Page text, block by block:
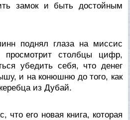
замок и быть достойным
поднял глаза на миссис
столбцы цифр,
убедить себя, что денег
и на конюшню до того, как
из Дубай.
что его новая книга, которая